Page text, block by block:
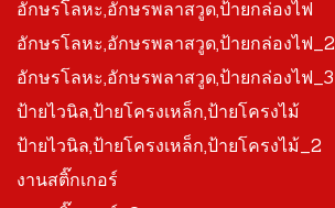
อักษรโลหะ,อักษรพลาสวูด,ป้ายกล่องไฟ
อักษรโลหะ,อักษรพลาสวูด,ป้ายกล่องไฟ_2
อักษรโลหะ,อักษรพลาสวูด,ป้ายกล่องไฟ_3
ป้ายไวนิล,ป้ายโครงเหล็ก,ป้ายโครงไม้
ป้ายไวนิล,ป้ายโครงเหล็ก,ป้ายโครงไม้_2
งานสติ๊กเกอร์